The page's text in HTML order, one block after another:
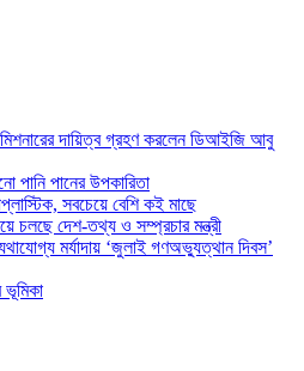
দায়িত্ব গ্রহণ করলেন ডিআইজি আবু
পানি পানের উপকারিতা
সবচেয়ে বেশি কই মাছে
চলছে দেশ-তথ্য ও সম্প্রচার মন্ত্রী
মর্যাদায় ‘জুলাই গণঅভ্যুত্থান দিবস’
ভূমিকা